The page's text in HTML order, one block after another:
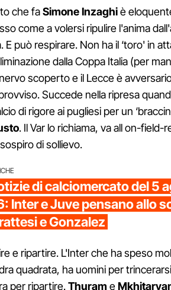
che faSimone Inzaghiè
come a volersi ripulire l'anima
E può respirare. Non ha il ‘toro' in
dalla Coppa Italia (per
scoperto e il Lecce è
Succede nella ripresa
di rigore ai pugliesi per un
. Il Var lo richiama, va all on-
di sollievo.
di calciomercato del 5
Inter e Juve pensano allo
e Gonzalez
e ripartire. L'Inter che ha speso
quadrata, ha uomini per
per ripartire.Thuram e